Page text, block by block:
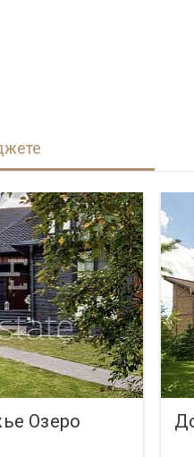
Озеро